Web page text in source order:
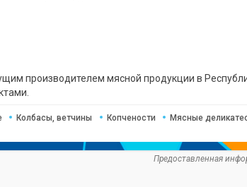
производителем мясной продукции в
Колбасы, ветчины Копчености Мясные
Предоставленная